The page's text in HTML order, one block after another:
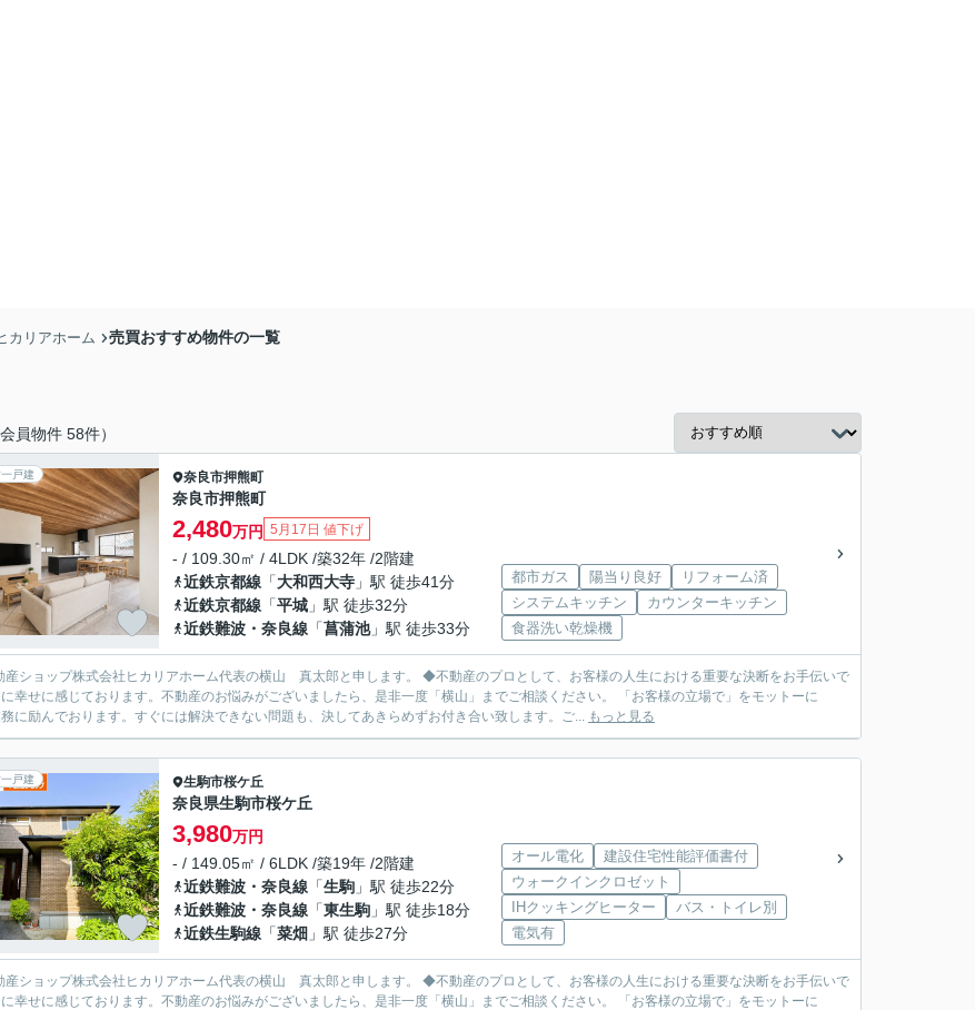
カリアホーム 売買おすすめ物件の一覧
員物件 58件）
戸建 奈良市押熊町
奈良市押熊町
2,480万円 5月17日 値下げ
- / 109.30㎡ / 4LDK /築32年 /2階建
近鉄京都線 「大和西大寺 」駅 徒歩41分
近鉄京都線 「平城 」駅 徒歩32分
近鉄難波・奈良線 「菖蒲池」駅 徒歩33分
都市ガス 陽当り良好
リフォーム済
システムキッチン
カウンターキッチン
食器洗い乾燥機
プ株式会社ヒカリアホーム代表の横山 真太郎と申します。 ◆不動産のプロとして、お客様の人生における重要な決断をお手伝いで
せに感じております。不動産のお悩みがございましたら、是非一度「横山」までご相談ください。 「お客様の立場で」をモットーに
に励んでおります。すぐには解決できない問題も、決してあきらめずお付き合い致します。ご... もっと見る
戸建 生駒市桜ケ丘
奈良県生駒市桜ケ丘
3,980万円
- / 149.05㎡ / 6LDK /築19年 /2階建
近鉄難波・奈良線 「生駒 」駅 徒歩22分
近鉄難波・奈良線 「東生駒 」駅 徒歩18分
近鉄生駒線 「菜畑 」駅 徒歩27分
オール電化
建設住宅性能評価書付
ウォークインクロゼット
IHクッキングヒーター
バス・トイレ別
電気有
プ株式会社ヒカリアホーム代表の横山 真太郎と申します。 ◆不動産のプロとして、お客様の人生における重要な決断をお手伝いで
せに感じております。不動産のお悩みがございましたら、是非一度「横山」までご相談ください。 「お客様の立場で」をモットーに